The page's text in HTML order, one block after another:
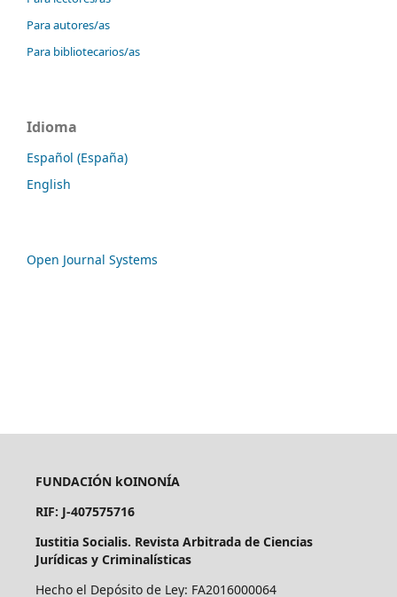
Para autores/as
Para bibliotecarios/as
Idioma
Español (España)
English
Open Journal Systems
FUNDACIÓN kOINONÍA
RIF: J-407575716
Iustitia Socialis. Revista Arbitrada de Ciencias
Jurídicas y Criminalísticas
Hecho el Depósito de Ley: FA2016000064